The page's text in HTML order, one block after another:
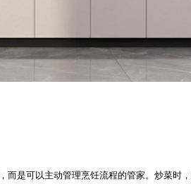
而是可以主动管理烹饪流程的管家。炒菜时